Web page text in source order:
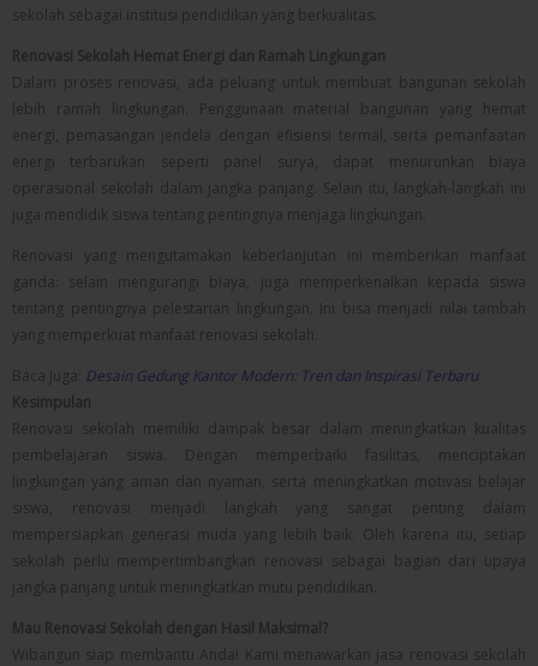
sekolah sebagai institusi pendidikan yang berkualitas.
Renovasi Sekolah Hemat Energi dan Ramah Lingkungan
Dalam proses renovasi, ada peluang untuk membuat bangunan sekolah
lebih ramah lingkungan. Penggunaan material bangunan yang hemat
energi, pemasangan jendela dengan efisiensi termal, serta pemanfaatan
energi terbarukan seperti panel surya, dapat menurunkan biaya
operasional sekolah dalam jangka panjang. Selain itu, langkah-langkah ini
juga mendidik siswa tentang pentingnya menjaga lingkungan.
Renovasi yang mengutamakan keberlanjutan ini memberikan manfaat
ganda: selain mengurangi biaya, juga memperkenalkan kepada siswa
tentang pentingnya pelestarian lingkungan. Ini bisa menjadi nilai tambah
yang memperkuat manfaat renovasi sekolah.
Baca Juga: Desain Gedung Kantor Modern: Tren dan Inspirasi Terbaru
Kesimpulan
Renovasi sekolah memiliki dampak besar dalam meningkatkan kualitas
pembelajaran siswa. Dengan memperbaiki fasilitas, menciptakan
lingkungan yang aman dan nyaman, serta meningkatkan motivasi belajar
siswa, renovasi menjadi langkah yang sangat penting dalam
mempersiapkan generasi muda yang lebih baik. Oleh karena itu, setiap
sekolah perlu mempertimbangkan renovasi sebagai bagian dari upaya
jangka panjang untuk meningkatkan mutu pendidikan.
Mau Renovasi Sekolah dengan Hasil Maksimal?
Wibangun siap membantu Anda! Kami menawarkan jasa renovasi sekolah